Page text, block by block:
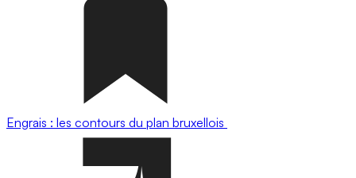
Engrais : les contours du plan bruxellois